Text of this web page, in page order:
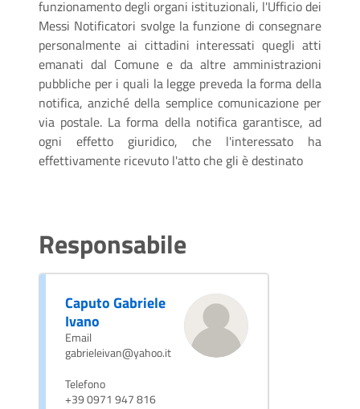
funzionamento degli organi istituzionali, l'Ufficio dei
Messi Notificatori svolge la funzione di consegnare
personalmente ai cittadini interessati quegli atti
emanati dal Comune e da altre amministrazioni
pubbliche per i quali la legge preveda la forma della
notifica, anziché della semplice comunicazione per
via postale. La forma della notifica garantisce, ad
ogni effetto giuridico, che l'interessato ha
effettivamente ricevuto l'atto che gli è destinato
Responsabile
Caputo Gabriele
Ivano
Email
gabrieleivan@yahoo.it
Telefono
+39 0971 947 816